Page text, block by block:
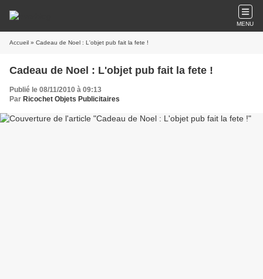
MENU
Accueil » Cadeau de Noel : L'objet pub fait la fete !
Cadeau de Noel : L'objet pub fait la fete !
Publié le 08/11/2010 à 09:13
Par Ricochet Objets Publicitaires